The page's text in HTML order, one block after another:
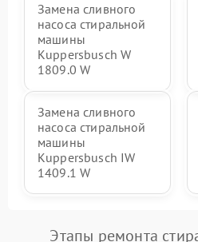
Замена сливного
насоса стиральной
машины
Kuppersbusch W
1809.0 W
Замена сливного
насоса стиральной
машины
Kuppersbusch IW
1409.1 W
Этапы ремонта